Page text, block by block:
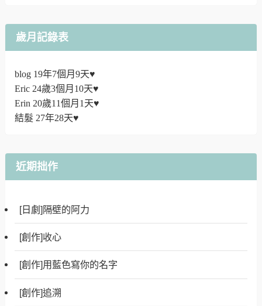
歲月記錄表
blog 19年7個月9天♥
Eric 24歲3個月10天♥
Erin 20歲11個月1天♥
結髮 27年28天♥
近期拙作
[日劇]隔壁的阿力
[創作]收心
[創作]用藍色寫你的名字
[創作]追溯